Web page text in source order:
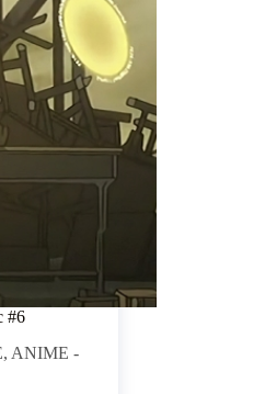
#6
, ANIME -